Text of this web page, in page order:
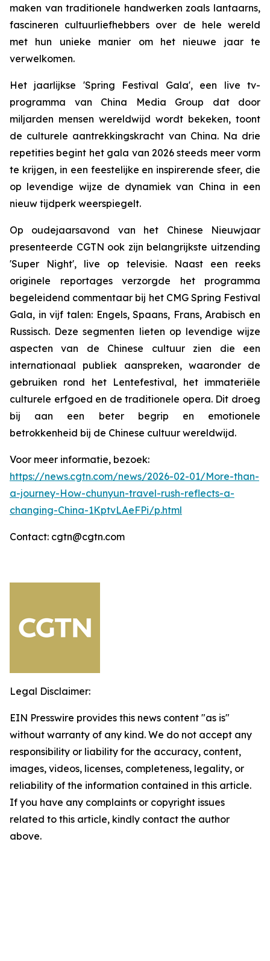
maken van traditionele handwerken zoals lantaarns,
fascineren cultuurliefhebbers over de hele wereld
met hun unieke manier om het nieuwe jaar te
verwelkomen.
Het jaarlijkse 'Spring Festival Gala', een live tv-
programma van China Media Group dat door
miljarden mensen wereldwijd wordt bekeken, toont
de culturele aantrekkingskracht van China. Na drie
repetities begint het gala van 2026 steeds meer vorm
te krijgen, in een feestelijke en inspirerende sfeer, die
op levendige wijze de dynamiek van China in een
nieuw tijdperk weerspiegelt.
Op oudejaarsavond van het Chinese Nieuwjaar
presenteerde CGTN ook zijn belangrijkste uitzending
'Super Night', live op televisie. Naast een reeks
originele reportages verzorgde het programma
begeleidend commentaar bij het CMG Spring Festival
Gala, in vijf talen: Engels, Spaans, Frans, Arabisch en
Russisch. Deze segmenten lieten op levendige wijze
aspecten van de Chinese cultuur zien die een
internationaal publiek aanspreken, waaronder de
gebruiken rond het Lentefestival, het immateriële
culturele erfgoed en de traditionele opera. Dit droeg
bij aan een beter begrip en emotionele
betrokkenheid bij de Chinese cultuur wereldwijd.
Voor meer informatie, bezoek:
https://news.cgtn.com/news/2026-02-01/More-than-
a-journey-How-chunyun-travel-rush-reflects-a-
changing-China-1KptvLAeFPi/p.html
Contact: cgtn@cgtn.com
Legal Disclaimer:
EIN Presswire provides this news content "as is"
without warranty of any kind. We do not accept any
responsibility or liability for the accuracy, content,
images, videos, licenses, completeness, legality, or
reliability of the information contained in this article.
If you have any complaints or copyright issues
related to this article, kindly contact the author
above.